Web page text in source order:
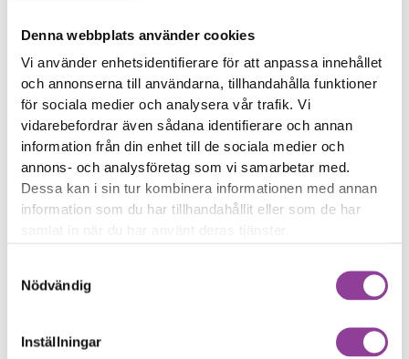
Denna webbplats använder cookies
Vi använder enhetsidentifierare för att anpassa innehållet
och annonserna till användarna, tillhandahålla funktioner
för sociala medier och analysera vår trafik. Vi
vidarebefordrar även sådana identifierare och annan
information från din enhet till de sociala medier och
annons- och analysföretag som vi samarbetar med.
Dessa kan i sin tur kombinera informationen med annan
information som du har tillhandahållit eller som de har
samlat in när du har använt deras tjänster.
Nödvändig
Inställningar
899,00
Enheten startar inte
Du har viktig data i
enheten
Reparationstid – Ca 120
minuter
Boka tid
modell